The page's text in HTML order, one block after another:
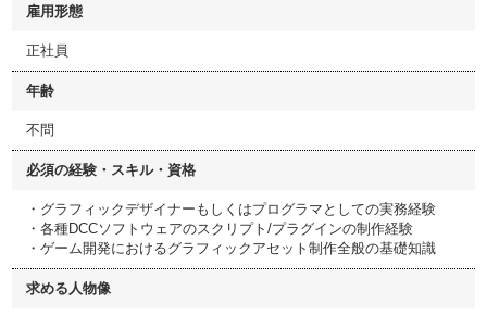
雇用形態
正社員
年齢
不問
必須の経験・スキル・資格
・グラフィックデザイナーもしくはプログラマとしての実務経験
・各種DCCソフトウェアのスクリプト/プラグインの制作経験
・ゲーム開発におけるグラフィックアセット制作全般の基礎知識
求める人物像